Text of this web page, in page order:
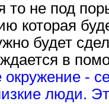
не под
которая
будет
в
-
люди.